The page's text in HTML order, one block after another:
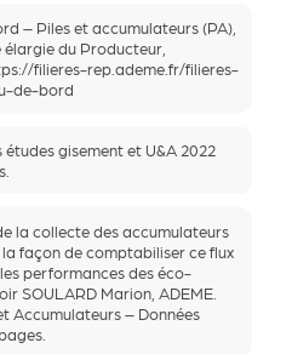
– Piles et accumulateurs (PA),
du Producteur,
filieres-rep.ademe.fr/filieres-
de-bord
gisement et U&A 2022
la collecte des accumulateurs
façon de comptabiliser ce flux
performances des éco-
SOULARD Marion, ADEME.
Accumulateurs – Données